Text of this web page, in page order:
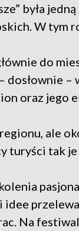
była
W tym
do
–
oraz jego
ale
turyści tak
idee
Na